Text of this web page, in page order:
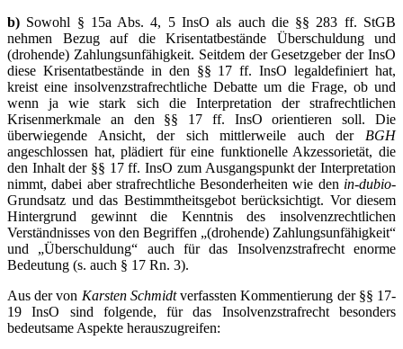
b) Sowohl § 15a Abs. 4, 5 InsO als auch die §§ 283 ff. StGB
nehmen Bezug auf die Krisentatbestände Überschuldung und
(drohende) Zahlungsunfähigkeit. Seitdem der Gesetzgeber der InsO
diese Krisentatbestände in den §§ 17 ff. InsO legaldefiniert hat,
kreist eine insolvenzstrafrechtliche Debatte um die Frage, ob und
wenn ja wie stark sich die Interpretation der strafrechtlichen
Krisenmerkmale an den §§ 17 ff. InsO orientieren soll. Die
überwiegende Ansicht, der sich mittlerweile auch der BGH
angeschlossen hat, plädiert für eine funktionelle Akzessorietät, die
den Inhalt der §§ 17 ff. InsO zum Ausgangspunkt der Interpretation
nimmt, dabei aber strafrechtliche Besonderheiten wie den in-dubio-
Grundsatz und das Bestimmtheitsgebot berücksichtigt. Vor diesem
Hintergrund gewinnt die Kenntnis des insolvenzrechtlichen
Verständnisses von den Begriffen „(drohende) Zahlungsunfähigkeit“
und „Überschuldung“ auch für das Insolvenzstrafrecht enorme
Bedeutung (s. auch § 17 Rn. 3).
Aus der von Karsten Schmidtverfassten Kommentierung der §§ 17-
19 InsO sind folgende, für das Insolvenzstrafrecht besonders
bedeutsame Aspekte herauszugreifen: